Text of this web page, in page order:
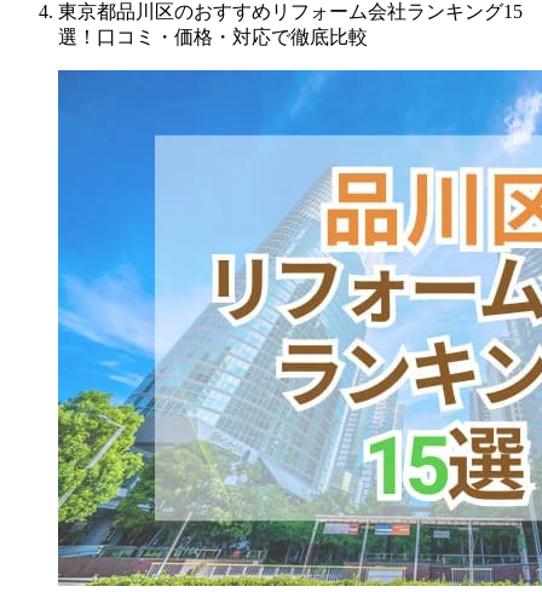
東京都品川区のおすすめリフォーム会社ランキング15
選！口コミ・価格・対応で徹底比較